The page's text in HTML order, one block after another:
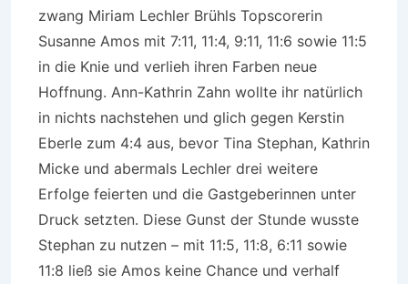
zwang Miriam Lechler Brühls Topscorerin
Susanne Amos mit 7:11, 11:4, 9:11, 11:6 sowie 11:5
in die Knie und verlieh ihren Farben neue
Hoffnung. Ann-Kathrin Zahn wollte ihr natürlich
in nichts nachstehen und glich gegen Kerstin
Eberle zum 4:4 aus, bevor Tina Stephan, Kathrin
Micke und abermals Lechler drei weitere
Erfolge feierten und die Gastgeberinnen unter
Druck setzten. Diese Gunst der Stunde wusste
Stephan zu nutzen – mit 11:5, 11:8, 6:11 sowie
11:8 ließ sie Amos keine Chance und verhalf